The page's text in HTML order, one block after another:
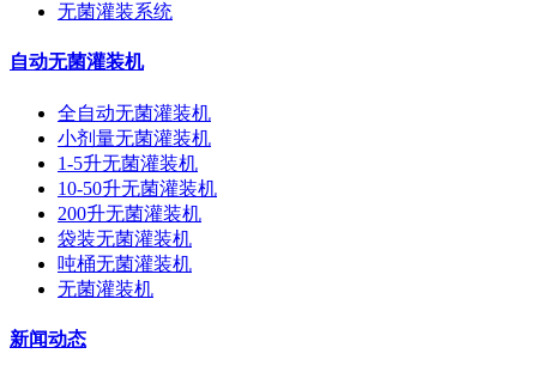
无菌灌装系统
自动无菌灌装机
全自动无菌灌装机
小剂量无菌灌装机
1-5升无菌灌装机
10-50升无菌灌装机
200升无菌灌装机
袋装无菌灌装机
吨桶无菌灌装机
无菌灌装机
新闻动态